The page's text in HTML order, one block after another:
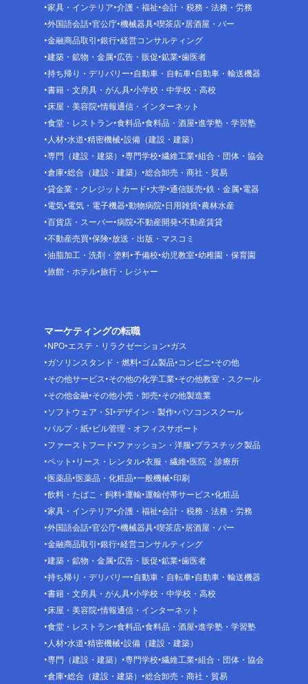
家具・インテリア 介護・福祉 会計・税務・法務・労務
外国語会話 官公庁 機械器具 喫茶店 居酒屋・バー
金融商品取引 銀行 経営コンサルティング
建築・鉱物・金属 広告・販促 鉱業 歯医者
持ち帰り・デリバリー 自動車・自転車 自動車・輸送機器
書籍・文房具・がん具 小学校・中学校・高校
床屋・美容院 情報通信・インターネット
食堂・レストラン 食料品 食料品・酒屋 進学塾・学習塾
人材 水道 精密機械 設備（建設・建築）
専門（建設・建築）
専門学校 繊維工業 組合・団体・協会
倉庫 総合（建設・建築）
総合卸売・商社・貿易
貸金業・クレジットカード 大学 通信販売 鉄・金属 電器
電気 電気・電子機器 動物病院 日用雑貨 農林水産
百貨店・スーパー 病院 不動産開発 不動産賃貸
不動産売買 保険 放送・出版・マスコミ
油脂加工・洗剤・塗料 予備校 幼児教室 幼稚園・保育園
旅館・ホテル 旅行・レジャー
マーケティングの転職
NPO エステ・リラクゼーション ガス
ガソリンスタンド・燃料 ゴム製品 コンビニ その他
その他サービス その他の化学工業 その他教室・スクール
その他金融 その他小売・卸売 その他製造業
ソフトウェア・SI デザイン・製作 パソコンスクール
パルプ・紙 ビル管理・オフィスサポート
ファーストフード ファッション・洋服 プラスチック製品
ペット リース・レンタル 衣服・繊維 医院・診療所
医薬品 医薬品・化粧品 一般機械 印刷
飲料・たばこ・飼料 運輸 運輸付帯サービス 化粧品
家具・インテリア 介護・福祉 会計・税務・法務・労務
外国語会話 官公庁 機械器具 喫茶店 居酒屋・バー
金融商品取引 銀行 経営コンサルティング
建築・鉱物・金属 広告・販促 鉱業 歯医者
持ち帰り・デリバリー 自動車・自転車 自動車・輸送機器
書籍・文房具・がん具 小学校・中学校・高校
床屋・美容院 情報通信・インターネット
食堂・レストラン 食料品 食料品・酒屋 進学塾・学習塾
人材 水道 精密機械 設備（建設・建築）
専門（建設・建築）
専門学校 繊維工業 組合・団体・協会
倉庫 総合（建設・建築） 総合卸売・商社・貿易